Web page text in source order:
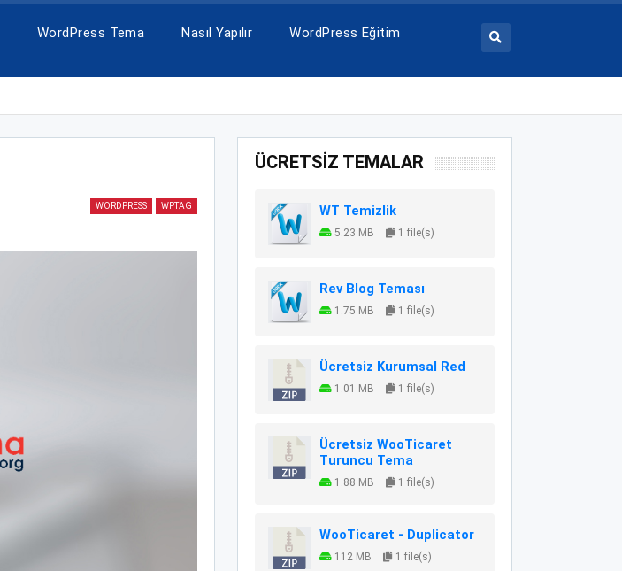
WordPress Tema Nasıl Yapılır
WordPress Eğitim
WORDPRESS WPTAG
ÜCRETSİZ TEMALAR
WT Temizlik
5.23 MB 1 file(s)
Rev Blog Teması
1.75 MB 1 file(s)
Ücretsiz Kurumsal Red
1.01 MB 1 file(s)
Ücretsiz WooTicaret
Turuncu Tema
1.88 MB 1 file(s)
WooTicaret - Duplicator
112 MB 1 file(s)